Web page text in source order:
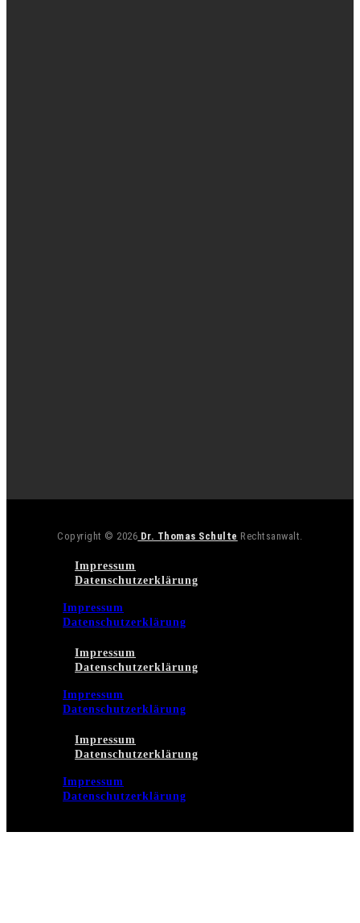
Copyright © 2026 Dr. Thomas Schulte Rechtsanwalt.
Impressum
Datenschutzerklärung
Impressum
Datenschutzerklärung
Impressum
Datenschutzerklärung
Impressum
Datenschutzerklärung
Impressum
Datenschutzerklärung
Impressum
Datenschutzerklärung